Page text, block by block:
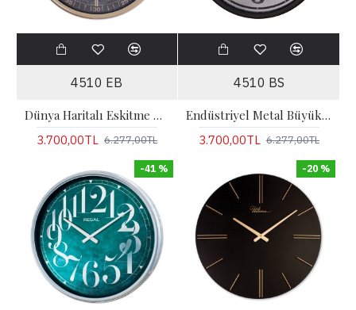
4510 EB
Dünya Haritalı Eskitme Metal Büyük Boy Duvar Saati
3.700,00TL 6.277,00TL
4510 BS
Endüstriyel Metal Büyük Boy Duvar Saati
3.700,00TL 6.277,00TL
-41 % -20 %